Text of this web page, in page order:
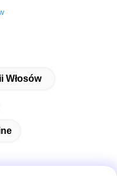
Włosów